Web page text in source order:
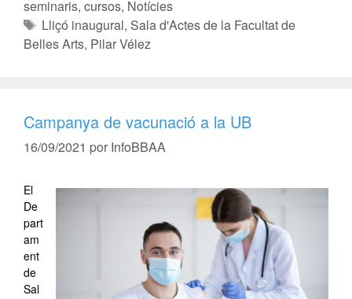
seminaris, cursos, Notícies
Lliçó inaugural, Sala d'Actes de la Facultat de
Belles Arts, Pilar Vélez
Campanya de vacunació a la UB
16/09/2021 por InfoBBAA
El
De
part
am
ent
de
Sal